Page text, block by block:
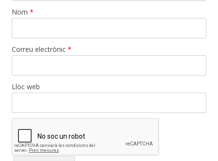
Nom *
Correu electrònic *
Lloc web